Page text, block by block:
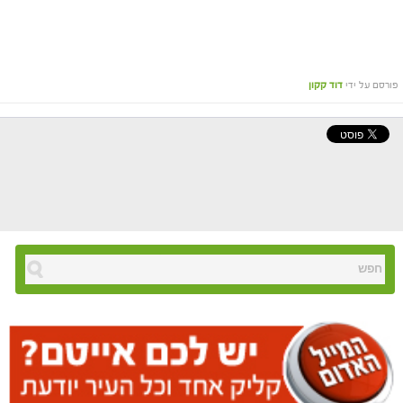
פורסם על ידי דוד קקון